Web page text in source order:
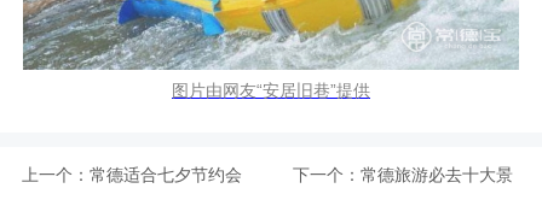
图片由网友“安居旧巷”提供
上一个： 常德适合七夕节约会 下一个： 常德旅游必去十大景